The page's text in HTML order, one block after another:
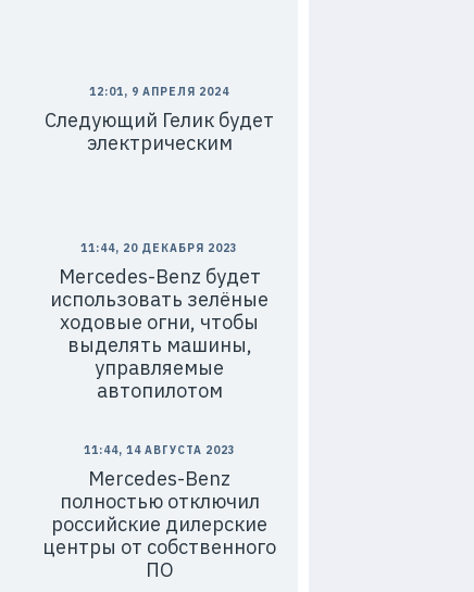
12:01, 9 АПРЕЛЯ 2024
Следующий Гелик будет
электрическим
11:44, 20 ДЕКАБРЯ 2023
Mercedes-Benz будет
использовать зелёные
ходовые огни, чтобы
выделять машины,
управляемые
автопилотом
11:44, 14 АВГУСТА 2023
Mercedes-Benz
полностью отключил
российские дилерские
центры от собственного
ПО